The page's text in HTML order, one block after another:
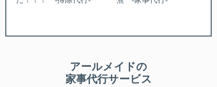
アールメイドの
家事代行サービス